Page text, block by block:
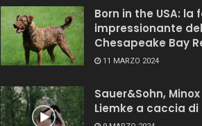
Born in the USA: la
impressionante del
Chesapeake Bay
11 MARZO 2024
Sauer&Sohn, Minox
Liemke a caccia di